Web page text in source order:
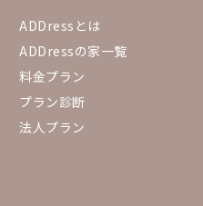
ADDressとは
ADDressの家一覧
料金プラン
プラン診断
法人プラン